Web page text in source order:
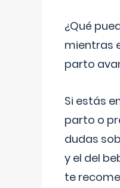
¿Qué
mientras
parto
Si estás
parto o
dudas
y el del
te